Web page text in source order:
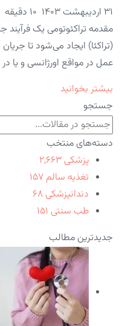
۳۱ اردیبهشت ۱۴۰۳
مقدمه تراکئوتومی یک
(تراکئا) ایجاد می‌شود تا
عمل در مواقع اورژانسی و یا
بیشتر بخوانید
جستجو
دسته‌های منتخب
پزشکی ۲,۶۶۳
تغذیه سالم ۱۵۷
دندانپزشکی ۶۸
طب سنتی ۱۵۱
جدیدترین مطالب